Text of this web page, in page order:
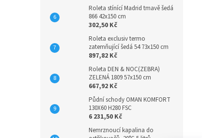
Roleta stínící Madrid tmavě šedá
866 42x150 cm
302,50 Kč
Roleta exclusiv termo
zatemňující šedá 54 73x150 cm
897,82 Kč
Roleta DEN & NOC(ZEBRA)
ZELENÁ 1809 57x150 cm
667,92 Kč
Půdní schody OMAN KOMFORT
130X60 H280 FSC
6 231,50 Kč
Nemrznoucí kapalina do